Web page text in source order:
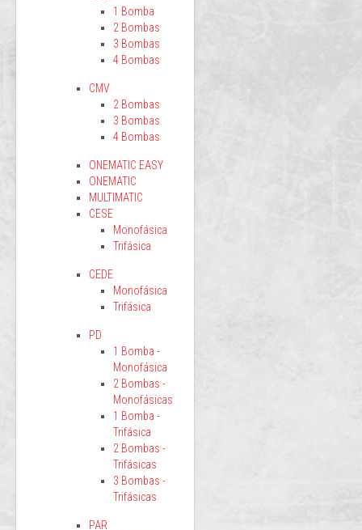
1 Bomba
2 Bombas
3 Bombas
4 Bombas
CMV
2 Bombas
3 Bombas
4 Bombas
ONEMATIC EASY
ONEMATIC
MULTIMATIC
CESE
Monofásica
Trifásica
CEDE
Monofásica
Trifásica
PD
1 Bomba -
Monofásica
2 Bombas -
Monofásicas
1 Bomba -
Trifásica
2 Bombas -
Trifásicas
3 Bombas -
Trifásicas
PAR